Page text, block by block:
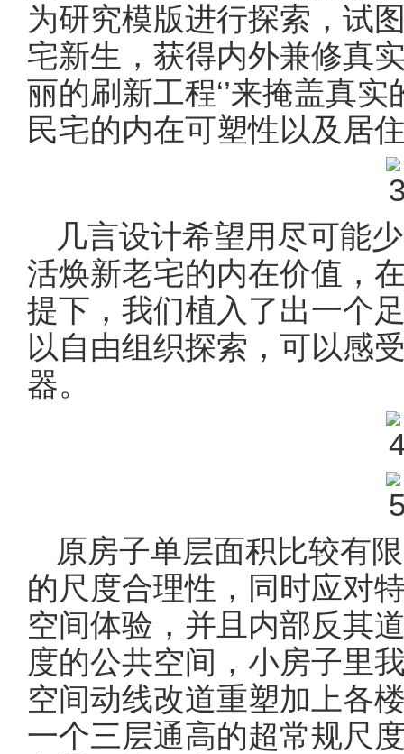
为研究模版进行探索，试
宅新生，获得内外兼修真
丽的刷新工程‘’来掩盖真
民宅的内在可塑性以及居
几言设计希望用尽可能
活焕新老宅的内在价值，
提下，我们植入了出一个
以自由组织探索，可以感
器。
原房子单层面积比较有
的尺度合理性，同时应对
空间体验，并且内部反其
度的公共空间，小房子里
空间动线改道重塑加上各
一个三层通高的超常规尺